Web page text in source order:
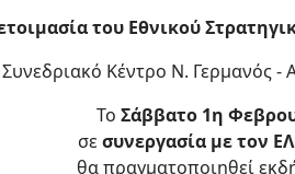
του Εθνικού
Κέντρο Ν. Γερμανός -
Το Σάββατο 1η
σεσυνεργασία με τον
θα πραγματοποιηθεί